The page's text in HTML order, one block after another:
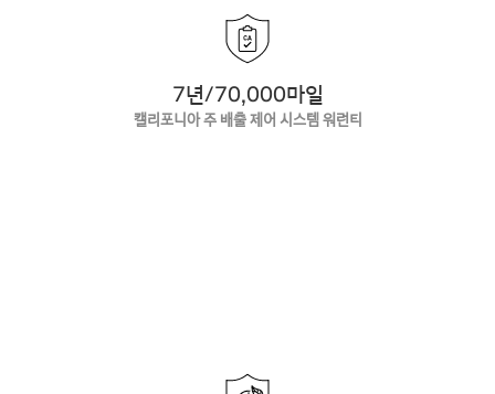
7년/70,000마일
캘리포니아 주 배출 제어 시스템 워런티